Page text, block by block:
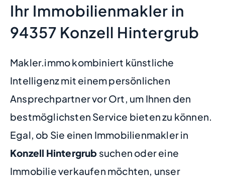
Ihr Immobilienmakler in
94357 Konzell Hintergrub
Makler.immo kombiniert künstliche
Intelligenz mit einem persönlichen
Ansprechpartner vor Ort, um Ihnen den
bestmöglichsten Service bieten zu können.
Egal, ob Sie einen Immobilienmakler in
Konzell Hintergrub suchen oder eine
Immobilie verkaufen möchten, unser